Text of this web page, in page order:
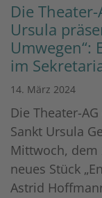
Die
Ursula
im
14. März 2024
Die Theater-
Sankt Ursula
Mittwoch, dem
neues Stück
Astrid